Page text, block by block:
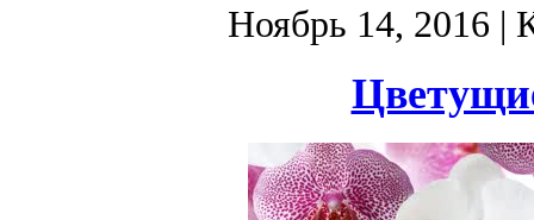
Ноябрь 14, 2016 |